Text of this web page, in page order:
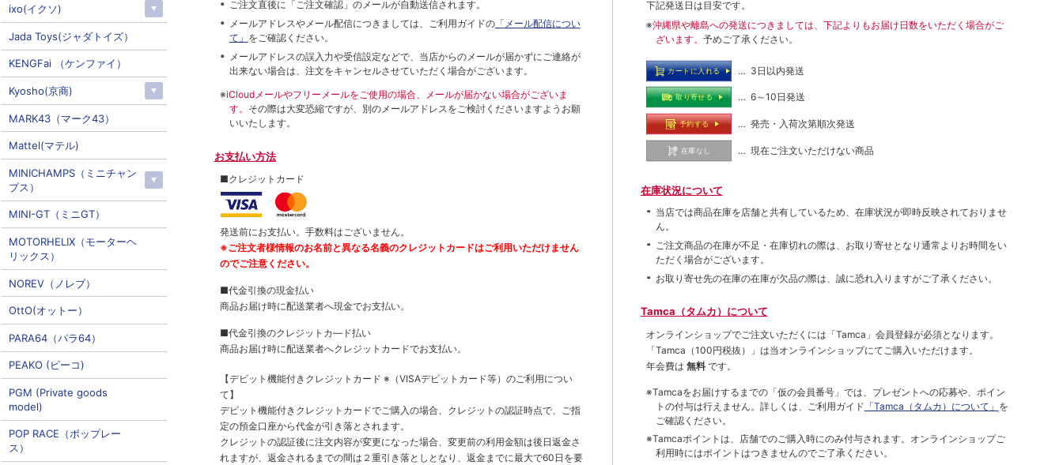
ご注文直後に「ご注文確認」のメールが自動送信されます。
メールアドレスやメール配信につきましては、ご利用ガイドの「メール配信につい
て」 をご確認ください。
メールアドレスの誤入力や受信設定などで、当店からのメールが届かずにご連絡が
出来ない場合は、注文をキャンセルさせていただく場合がございます。
※iCloudメールやフリーメールをご使用の場合、メールが届かない場合がございま
す。 その際は大変恐縮ですが、別のメールアドレスをご検討くださいますようお願
いいたします。
お支払い方法
■クレジットカード
発送前にお支払い。手数料はございません。
※ご注文者様情報のお名前と異なる名義のクレジットカードはご利用いただけません
のでご注意ください。
■代金引換の現金払い
商品お届け時に配送業者へ現金でお支払い。
■代金引換のクレジットカ―ド払い
商品お届け時に配送業者へクレジットカードでお支払い。
【デビット機能付きクレジットカード ※（VISAデビットカード等） のご利用につい
て】
デビット機能付きクレジットカードでご購入の場合、クレジットの認証時点で、ご指
定の預金口座から代金が引き落とされます。
クレジットの認証後に注文内容が変更になった場合、変更前の利用金額は後日返金さ
れますが、返金されるまでの間は２重引き落としとなり、返金までに最大で60日を要
下記発送日は目安です。
※沖縄県や離島への発送につきましては、下記よりもお届け日数をいただく場合がご
ざいます。 予めご了承ください。
カートに入れる … 3日以内発送
取り寄せる … 6～10日発送
予約する … 発売・入荷次第順次発送
在庫なし … 現在ご注文いただけない商品
在庫状況について
当店では商品在庫を店舗と共有しているため、在庫状況が即時反映されておりませ
ん。
ご注文商品の在庫が不足・在庫切れの際は、お取り寄せとなり通常よりお時間をい
ただく場合がございます。
お取り寄せ先の在庫の在庫が欠品の際は、誠に恐れ入りますがご了承ください。
Tamca（タムカ）について
オンラインショップでご注⽂いただくには「Tamca」会員登録が必須となります。
「Tamca （100円税抜）
」は当オンラインショップにてご購⼊いただけます。
年会費は 無料 です。
※Tamcaをお届けするまでの「仮の会員番号」では、プレゼントへの応募や、ポイン
トの付与は⾏えません。詳しくは、ご利⽤ガイド 「Tamca（タムカ）について」 を
ご確認ください。
※Tamcaポイントは、店舗でのご購⼊時にのみ付与されます。オンラインショップご
利用時にはポイントはつきませんのでご了承ください。
ixo(イクソ)
Jada Toys(ジャダトイズ）
KENGFai （ケンファイ）
Kyosho(京商)
MARK43（マーク43）
Mattel(マテル)
MINICHAMPS（ミニチャン
プス）
MINI-GT（ミニGT）
MOTORHELIX（モーターヘ
リックス）
NOREV（ノレブ）
OttO(オットー）
PARA64（パラ64）
PEAKO (ピーコ)
PGM (Private goods
model)
POP RACE（ポップレー
ス）